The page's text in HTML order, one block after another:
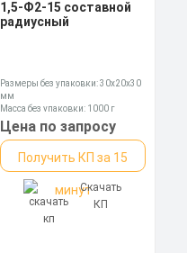
1,5-Ф2-15 составной
радиусный
Размеры без упаковки: 30x20x30
мм
Масса без упаковки: 1000 г
Цена по запросу
Получить КП за 15
минутСкачать
КП